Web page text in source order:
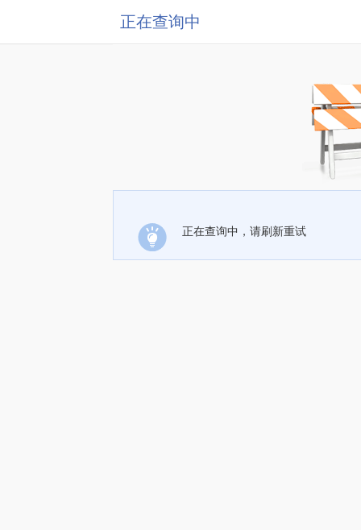
正在查询中
正在查询中，请刷新重试